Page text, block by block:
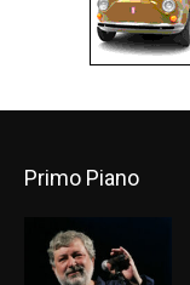
Primo Piano